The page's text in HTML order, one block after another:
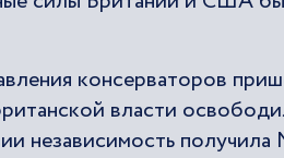
консерваторов
власти
независимость